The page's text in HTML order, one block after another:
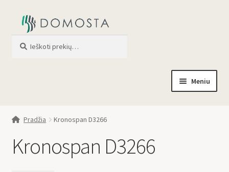
Meniu
Pradžia Kronospan D3266
Kronospan D3266